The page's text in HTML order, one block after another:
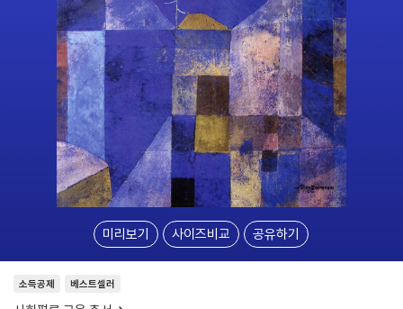
미리보기 사이즈비교 공유하기
소득공제 베스트셀러